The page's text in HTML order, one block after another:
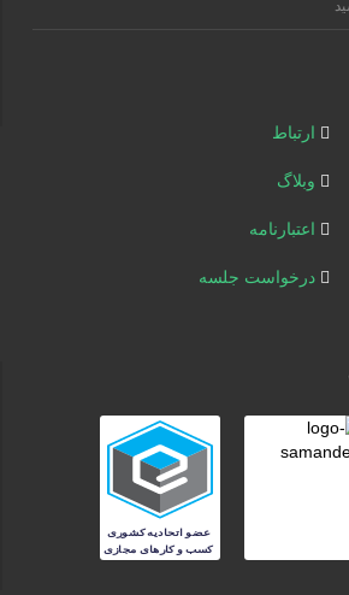
ارتباط
وبلاگ
اعتبارنامه
درخواست جلسه